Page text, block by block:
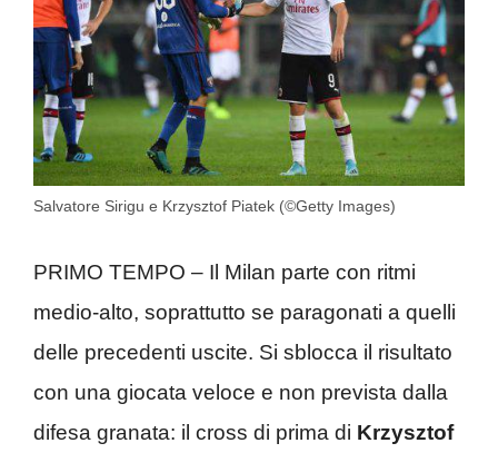
Salvatore Sirigu e Krzysztof Piatek (©Getty Images)
PRIMO TEMPO – Il Milan parte con ritmi
medio-alto, soprattutto se paragonati a quelli
delle precedenti uscite. Si sblocca il risultato
con una giocata veloce e non prevista dalla
difesa granata: il cross di prima di Krzysztof